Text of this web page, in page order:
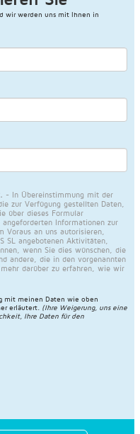
wir werden uns mit Ihnen in
- In Übereinstimmung mit der
zur Verfügung gestellten Daten,
über dieses Formular
Informationen zur
Voraus an uns autorisieren,
SL angebotenen Aktivitäten,
wenn Sie dies wünschen, die
andere, die in den vorgenannten
darüber zu erfahren, wie wir
mit meinen Daten wie oben
erläutert. (Ihre Weigerung, uns eine
Ihre Daten für den